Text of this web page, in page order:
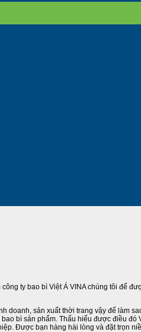
ty bao bì Việt Á VINA chúng tôi để
doanh, sản xuất thời trang vậy để làm
bì sản phẩm. Thấu hiểu được điều đó
Được bạn hàng hài lòng và đặt trọn